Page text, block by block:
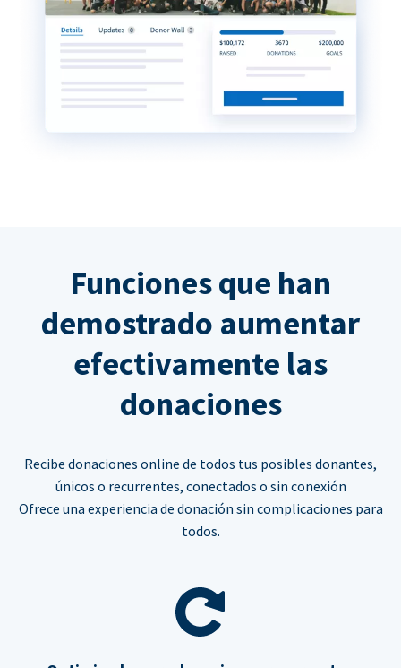
Funciones que han
demostrado aumentar
efectivamente las
donaciones
Recibe donaciones online de todos tus posibles donantes,
únicos o recurrentes, conectados o sin conexión
Ofrece una experiencia de donación sin complicaciones para
todos.